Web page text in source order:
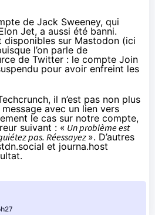
de Jack Sweeney, qui
Jet, a aussi été banni.
disponibles sur Mastodon (ici
l’on parle de
de Twitter : le compte Join
pour avoir enfreint les
, il n’est pas non plus
avec un lien vers
le cas sur notre compte,
suivant : « Un problème est
pas. Réessayez ». D’autres
et journa.host